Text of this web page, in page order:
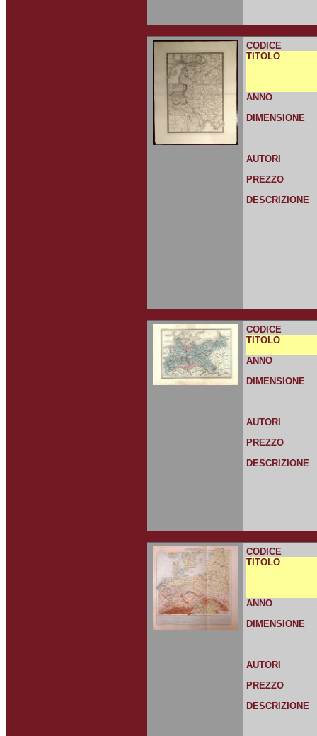
CODICE
TITOLO
ANNO
DIMENSIONE
AUTORI
PREZZO
DESCRIZIONE
CODICE
TITOLO
ANNO
DIMENSIONE
AUTORI
PREZZO
DESCRIZIONE
CODICE
TITOLO
ANNO
DIMENSIONE
AUTORI
PREZZO
DESCRIZIONE